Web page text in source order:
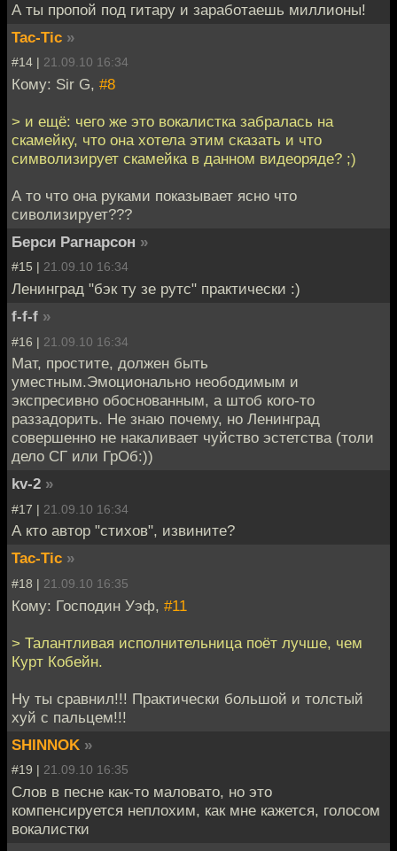
А ты пропой под гитару и заработаешь миллионы!
Tac-Tic »
#14 | 21.09.10 16:34
Кому: Sir G, #8
> и ещё: чего же это вокалистка забралась на
скамейку, что она хотела этим сказать и что
символизирует скамейка в данном видеоряде? ;)
А то что она руками показывает ясно что
сиволизирует???
Берси Рагнарсон »
#15 | 21.09.10 16:34
Ленинград "бэк ту зе рутс" практически :)
f-f-f »
#16 | 21.09.10 16:34
Мат, простите, должен быть
уместным.Эмоционально неободимым и
экспресивно обоснованным, а штоб кого-то
раззадорить. Не знаю почему, но Ленинград
совершенно не накаливает чуйство эстетства (толи
дело СГ или ГрОб:))
kv-2 »
#17 | 21.09.10 16:34
А кто автор "стихов", извините?
Tac-Tic »
#18 | 21.09.10 16:35
Кому: Господин Уэф, #11
> Талантливая исполнительница поёт лучше, чем
Курт Кобейн.
Ну ты сравнил!!! Практически большой и толстый
хуй с пальцем!!!
SHINNOK »
#19 | 21.09.10 16:35
Слов в песне как-то маловато, но это
компенсируется неплохим, как мне кажется, голосом
вокалистки